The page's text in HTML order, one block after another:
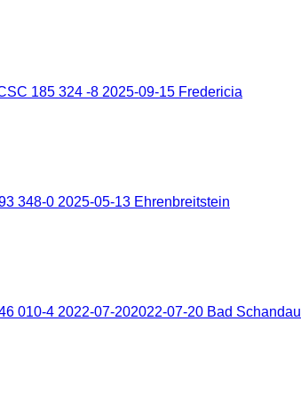
185 324 -8 2025-09-15 Fredericia
348-0 2025-05-13 Ehrenbreitstein
010-4 2022-07-202022-07-20 Bad Schandau